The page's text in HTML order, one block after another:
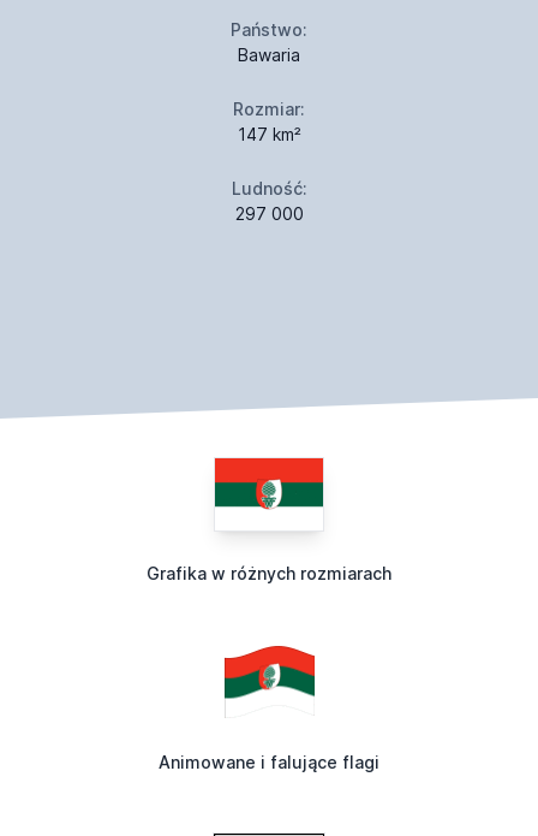
Państwo:
Bawaria
Rozmiar:
147 km²
Ludność:
297 000
Grafika w różnych rozmiarach
Animowane i falujące flagi